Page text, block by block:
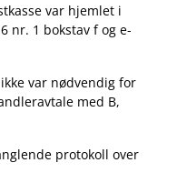
var hjemlet i
nr. 1 bokstav f og e-
var nødvendig for
med B,
protokoll over